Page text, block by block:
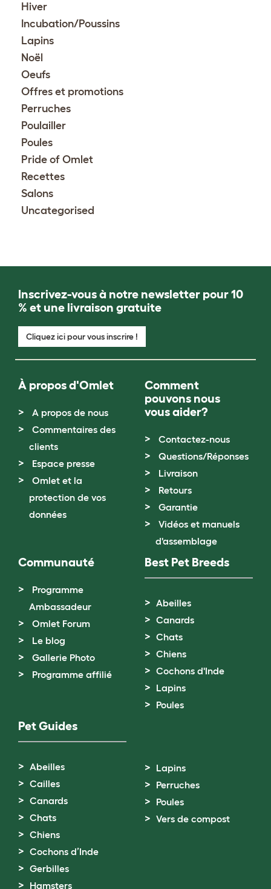
Hiver
Incubation/Poussins
Lapins
Noël
Oeufs
Offres et promotions
Perruches
Poulailler
Poules
Pride of Omlet
Recettes
Salons
Uncategorised
Inscrivez-vous à notre newsletter pour 10
% et une livraison gratuite
Cliquez ici pour vous inscrire !
À propos d'Omlet
A propos de nous
Commentaires des
clients
Espace presse
Omlet et la
protection de vos
données
Comment
pouvons nous
vous aider?
Contactez-nous
Questions/Réponses
Livraison
Retours
Garantie
Vidéos et manuels
d'assemblage
Communauté
Programme
Ambassadeur
Omlet Forum
Le blog
Gallerie Photo
Programme affilié
Best Pet Breeds
Abeilles
Canards
Chats
Chiens
Cochons d'Inde
Lapins
Poules
Pet Guides
Abeilles
Cailles
Canards
Chats
Chiens
Cochons d’Inde
Gerbilles
Hamsters
Lapins
Perruches
Poules
Vers de compost